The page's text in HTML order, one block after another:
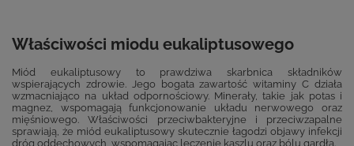
Właściwości miodu eukaliptusowego
Miód eukaliptusowy to prawdziwa skarbnica składników
wspierających zdrowie. Jego bogata zawartość witaminy C działa
wzmacniająco na układ odpornościowy. Minerały, takie jak potas i
magnez, wspomagają funkcjonowanie układu nerwowego oraz
mięśniowego. Właściwości przeciwbakteryjne i przeciwzapalne
sprawiają, że miód eukaliptusowy skutecznie łagodzi objawy infekcji
dróg oddechowych, wspomagając leczenie kaszlu oraz bólu gardła.